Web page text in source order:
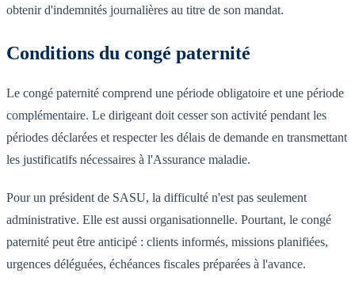
obtenir d'indemnités journalières au titre de son mandat.
Conditions du congé paternité
Le congé paternité comprend une période obligatoire et une période
complémentaire. Le dirigeant doit cesser son activité pendant les
périodes déclarées et respecter les délais de demande en transmettant
les justificatifs nécessaires à l'Assurance maladie.
Pour un président de SASU, la difficulté n'est pas seulement
administrative. Elle est aussi organisationnelle. Pourtant, le congé
paternité peut être anticipé : clients informés, missions planifiées,
urgences déléguées, échéances fiscales préparées à l'avance.